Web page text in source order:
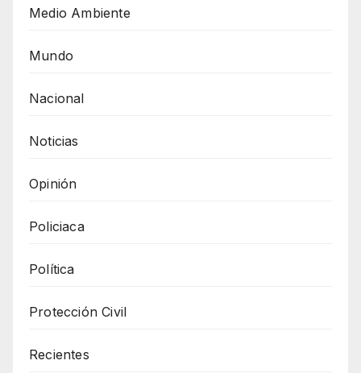
Medio Ambiente
Mundo
Nacional
Noticias
Opinión
Policiaca
Política
Protección Civil
Recientes